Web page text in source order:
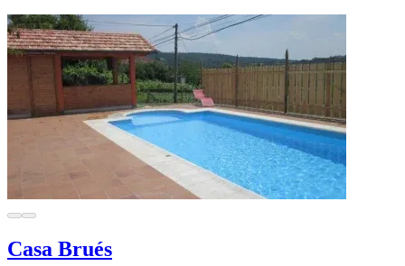
Casa Brués